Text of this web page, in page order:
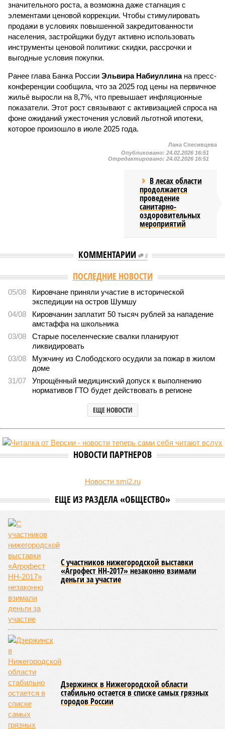
значительного роста, а возможна даже стагнация с
элементами ценовой коррекции. Чтобы стимулировать
продажи в условиях повышенной закредитованности
населения, застройщики будут активно использовать
инструменты ценовой политики: скидки, рассрочки и
выгодные условия покупки.
Ранее глава Банка России Эльвира Набиуллинана пресс-
конференции сообщила, что за 2025 год цены на первичное
жильё выросли на 8,7%, что превышает инфляционные
показатели. Этот рост связывают с активизацией спроса на
фоне ожиданий ужесточения условий льготной ипотеки,
которое произошло в июле 2025 года.
Лана Спесивцева
Опубликовано: 24.02.2026 16:51
Отредактировано: 24.02.2026 16:51
В лесах области
продолжается
проведение
санитарно-
оздоровительных
мероприятий
КОММЕНТАРИИ 0
ПОСЛЕДНИЕ НОВОСТИ
05/08
Кировчане приняли участие в исторической
экспедиции на остров Шумшу
04/08
Кировчанин заплатит 50 тысяч рублей за нападение
амстаффа на школьника
03/08
Старые поселенческие свалки планируют
ликвидировать
03/08
Мужчину из Слободского осудили за пожар в жилом
доме
31/07
Упрощённый медицинский допуск к выполнению
нормативов ГТО будет действовать в регионе
ЕЩЕ НОВОСТИ
НОВОСТИ ПАРТНЕРОВ
Новости smi2.ru
ЕЩЕ ИЗ РАЗДЕЛА «ОБЩЕСТВО»
С участников нижегородской выставки
«Агрофест НН-2017» незаконно взимали
деньги за участие
Дзержинск в Нижегородской области
стабильно остается в списке самых грязных
городов России